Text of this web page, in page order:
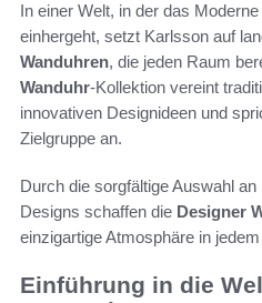
In einer Welt, in der das
einhergeht, setzt Karlsson auf
Wanduhren, die jeden Raum
Wanduhr-Kollektion vereint
innovativen Designideen und
Zielgruppe an.
Durch die sorgfältige Auswahl
Designs schaffen die Designer
einzigartige Atmosphäre in
Einführung in die